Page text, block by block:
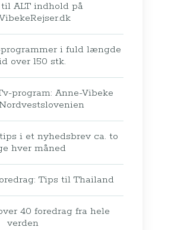
ALT indhold på
i fuld længde
over 150 stk.
program: Anne-Vibeke
i et nyhedsbrev ca. to
hver måned
Tips til Thailand
40 foredrag fra hele
verden